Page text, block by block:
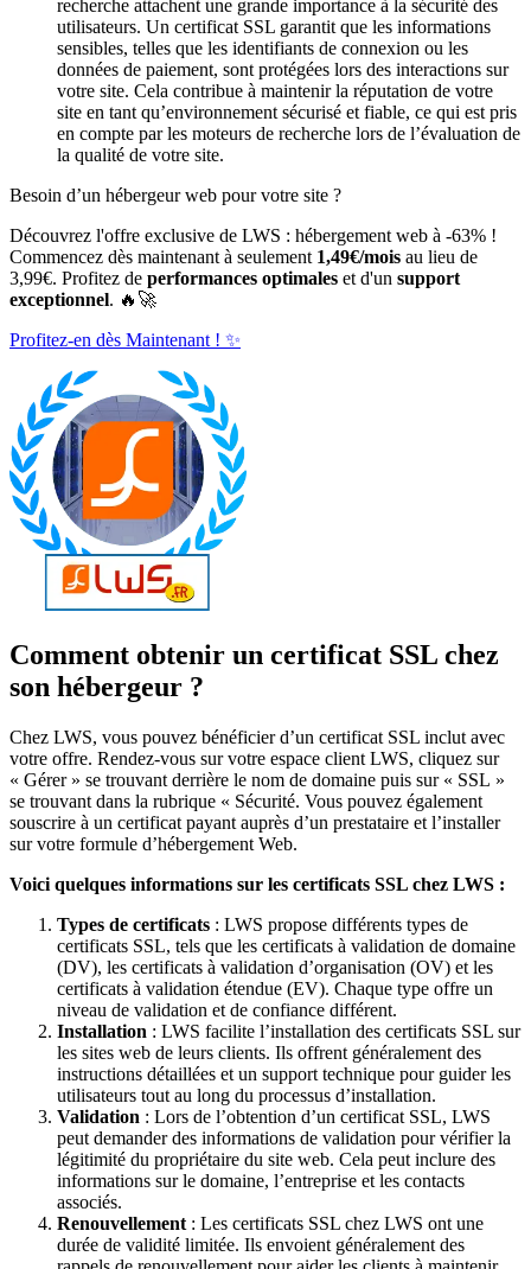
recherche attachent une grande importance à la sécurité des
utilisateurs. Un certificat SSL garantit que les informations
sensibles, telles que les identifiants de connexion ou les
données de paiement, sont protégées lors des interactions sur
votre site. Cela contribue à maintenir la réputation de votre
site en tant qu’environnement sécurisé et fiable, ce qui est pris
en compte par les moteurs de recherche lors de l’évaluation de
la qualité de votre site.
Besoin d’un hébergeur web pour votre site ?
Découvrez l'offre exclusive de LWS : hébergement web à -63% !
Commencez dès maintenant à seulement 1,49€/mois au lieu de
3,99€. Profitez de performances optimales et d'un support
exceptionnel. 🔥🚀
Profitez-en dès Maintenant ! ✨
Comment obtenir un certificat SSL chez
son hébergeur ?
Chez LWS, vous pouvez bénéficier d’un certificat SSL inclut avec
votre offre. Rendez-vous sur votre espace client LWS, cliquez sur
« Gérer » se trouvant derrière le nom de domaine puis sur « SSL »
se trouvant dans la rubrique « Sécurité. Vous pouvez également
souscrire à un certificat payant auprès d’un prestataire et l’installer
sur votre formule d’hébergement Web.
Voici quelques informations sur les certificats SSL chez LWS :
Types de certificats : LWS propose différents types de
certificats SSL, tels que les certificats à validation de domaine
(DV), les certificats à validation d’organisation (OV) et les
certificats à validation étendue (EV). Chaque type offre un
niveau de validation et de confiance différent.
Installation : LWS facilite l’installation des certificats SSL sur
les sites web de leurs clients. Ils offrent généralement des
instructions détaillées et un support technique pour guider les
utilisateurs tout au long du processus d’installation.
Validation : Lors de l’obtention d’un certificat SSL, LWS
peut demander des informations de validation pour vérifier la
légitimité du propriétaire du site web. Cela peut inclure des
informations sur le domaine, l’entreprise et les contacts
associés.
Renouvellement : Les certificats SSL chez LWS ont une
durée de validité limitée. Ils envoient généralement des